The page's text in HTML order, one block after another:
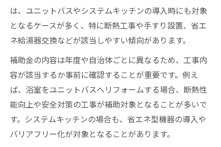
は、ユニットバスやシステムキッチンの導入時にも対象
となるケースが多く、特に断熱工事や手すり設置、省エ
ネ給湯器交換などが該当しやすい傾向があります。
補助金の内容は年度や自治体ごとに異なるため、工事内
容が該当するか事前に確認することが重要です。例え
ば、浴室をユニットバスへリフォームする場合、断熱性
能向上や安全対策の工事が補助対象となることが多いで
す。システムキッチンの場合も、省エネ型機器の導入や
バリアフリー化が対象となることがあります。